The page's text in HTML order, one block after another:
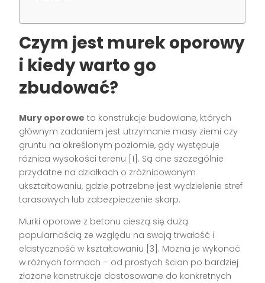
Czym jest murek oporowy
i kiedy warto go
zbudować?
Mury oporowe to konstrukcje budowlane, których
głównym zadaniem jest utrzymanie masy ziemi czy
gruntu na określonym poziomie, gdy występuje
różnica wysokości terenu [1]. Są one szczególnie
przydatne na działkach o zróżnicowanym
ukształtowaniu, gdzie potrzebne jest wydzielenie stref
tarasowych lub zabezpieczenie skarp.
Murki oporowe z betonu cieszą się dużą
popularnością ze względu na swoją trwałość i
elastyczność w kształtowaniu [3]. Można je wykonać
w różnych formach – od prostych ścian po bardziej
złożone konstrukcje dostosowane do konkretnych